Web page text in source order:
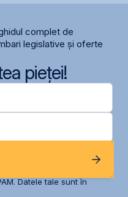
complet de
legislative și oferte
pieței!
Datele tale sunt în